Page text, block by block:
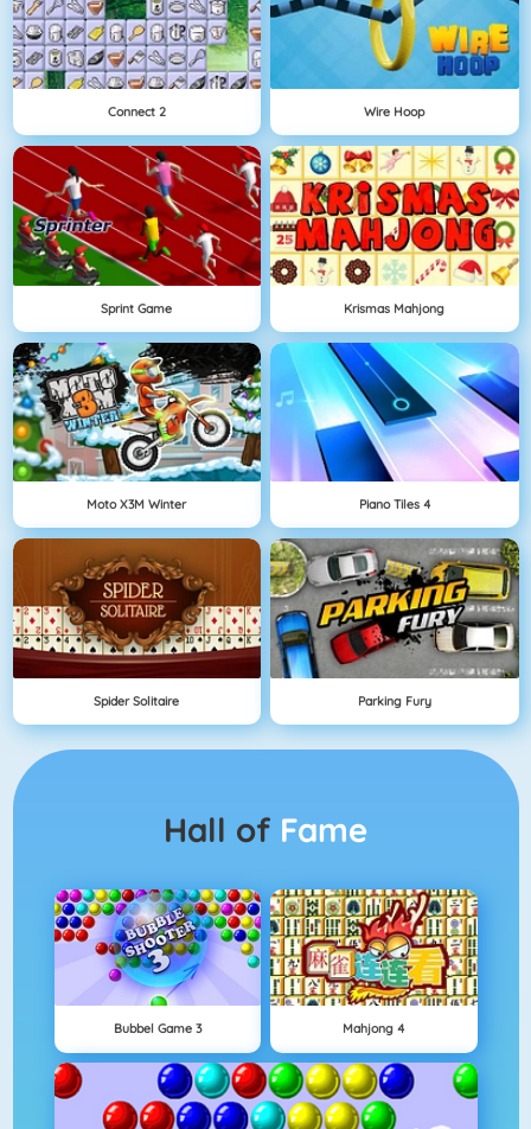
Connect 2 Wire Hoop
Sprint Game Krismas Mahjong
Moto X3M Winter Piano Tiles 4
Spider Solitaire Parking Fury
Hall of Fame
Bubbel Game 3 Mahjong 4